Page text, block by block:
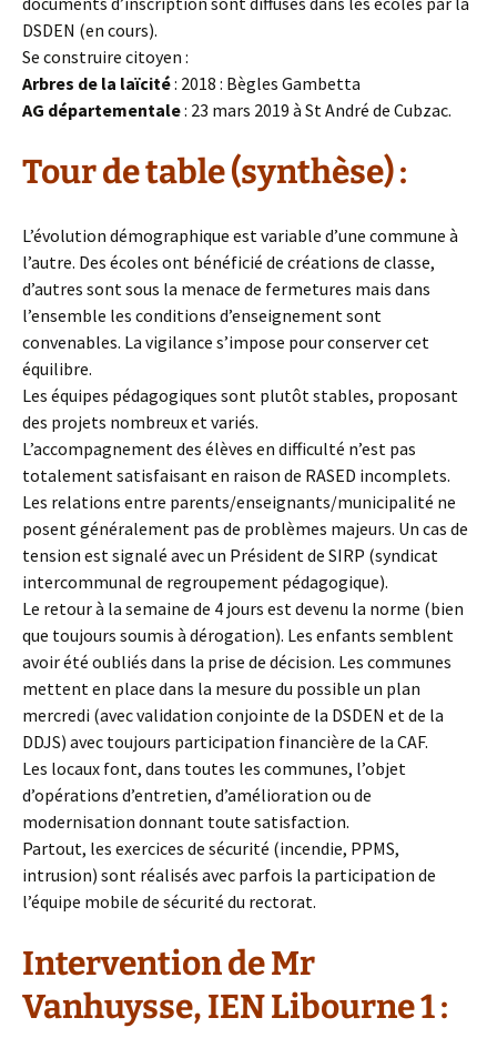
DSDEN (en cours).
Se construire citoyen :
Arbres de la laïcité: 2018 : Bègles Gambetta
AG départementale: 23 mars 2019 à St André de Cubzac.
Tour de table (synthèse) :
L’évolution démographique est variable d’une commune à
l’autre. Des écoles ont bénéficié de créations de classe,
d’autres sont sous la menace de fermetures mais dans
l’ensemble les conditions d’enseignement sont
convenables. La vigilance s’impose pour conserver cet
équilibre.
Les équipes pédagogiques sont plutôt stables, proposant
des projets nombreux et variés.
L’accompagnement des élèves en difficulté n’est pas
totalement satisfaisant en raison de RASED incomplets.
Les relations entre parents/enseignants/municipalité ne
posent généralement pas de problèmes majeurs. Un cas de
tension est signalé avec un Président de SIRP (syndicat
intercommunal de regroupement pédagogique).
Le retour à la semaine de 4 jours est devenu la norme (bien
que toujours soumis à dérogation). Les enfants semblent
avoir été oubliés dans la prise de décision. Les communes
mettent en place dans la mesure du possible un plan
mercredi (avec validation conjointe de la DSDEN et de la
DDJS) avec toujours participation financière de la CAF.
Les locaux font, dans toutes les communes, l’objet
d’opérations d’entretien, d’amélioration ou de
modernisation donnant toute satisfaction.
Partout, les exercices de sécurité (incendie, PPMS,
intrusion) sont réalisés avec parfois la participation de
l’équipe mobile de sécurité du rectorat.
Intervention de Mr
Vanhuysse, IEN Libourne 1 :